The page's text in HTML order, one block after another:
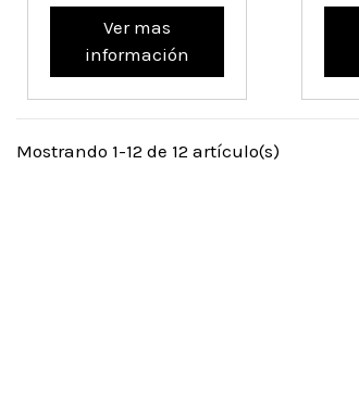
Ver mas
información
Mostrando 1-12 de 12 artículo(s)